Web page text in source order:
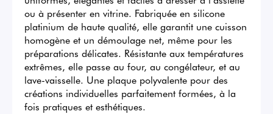
ou à présenter en vitrine. Fabriquée en silicone
platinium de haute qualité, elle garantit une cuisson
homogène et un démoulage net, même pour les
préparations délicates. Résistante aux températures
extrêmes, elle passe au four, au congélateur, et au
lave-vaisselle. Une plaque polyvalente pour des
créations individuelles parfaitement formées, à la
fois pratiques et esthétiques.